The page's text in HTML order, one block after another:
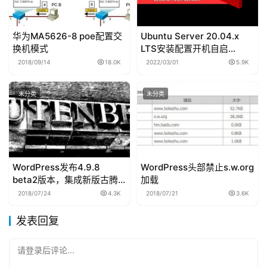
华为MA5626-8 poe配置交
换机模式
2018/09/14 18.0K
Ubuntu Server 20.04.x
LTS安装配置开机自启
iptables防火墙教程
2022/03/01 5.9K
未分类
WordPress发布4.9.8
beta2版本，集成新版古腾
堡编辑器
2018/07/24 4.3K
未分类
WordPress头部禁止s.w.org
加载
2018/07/21 3.6K
发表回复
请登录后评论...